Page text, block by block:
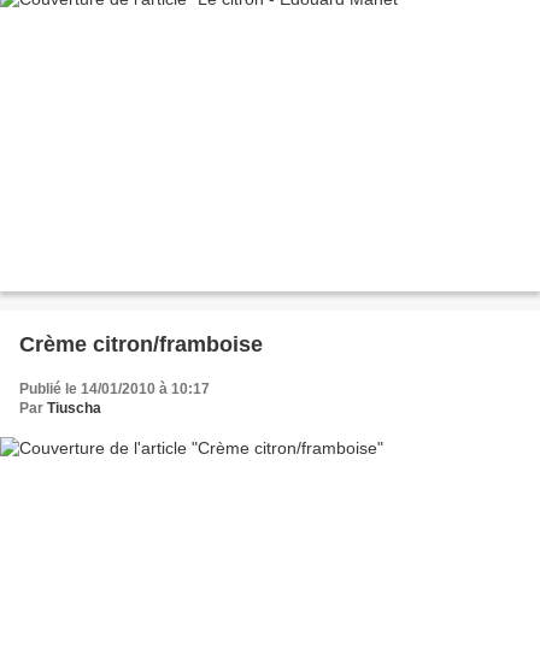
Crème citron/framboise
Publié le 14/01/2010 à 10:17
Par Tiuscha